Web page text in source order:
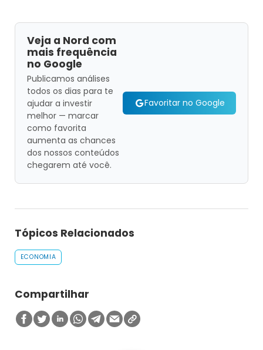
Veja a Nord com
mais frequência
no Google
Publicamos análises
todos os dias para te
ajudar a investir
melhor — marcar
como favorita
aumenta as chances
dos nossos conteúdos
chegarem até você.
Favoritar no Google
Tópicos Relacionados
ECONOMIA
Compartilhar